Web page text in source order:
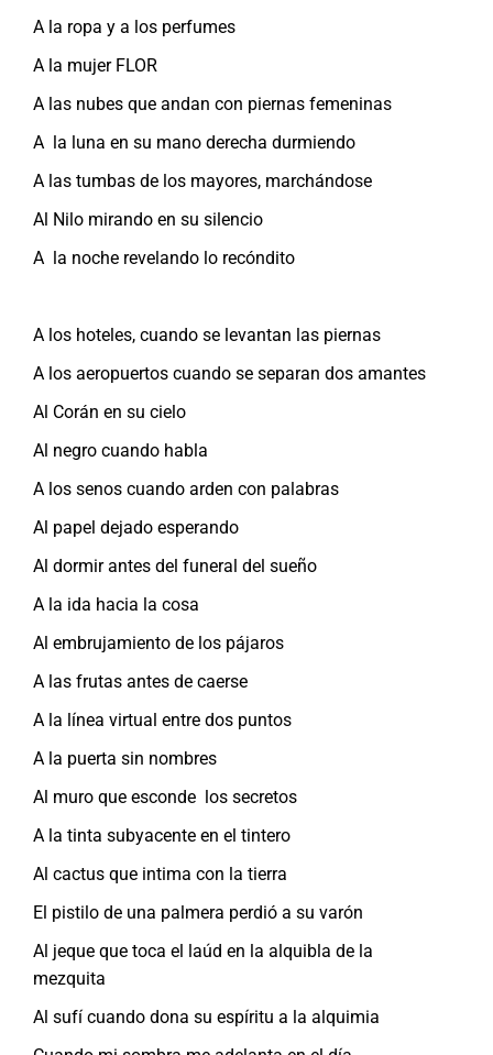
A la ropa y a los perfumes
A la mujer FLOR
A las nubes que andan con piernas femeninas
A la luna en su mano derecha durmiendo
A las tumbas de los mayores, marchándose
Al Nilo mirando en su silencio
A la noche revelando lo recóndito
A los hoteles, cuando se levantan las piernas
A los aeropuertos cuando se separan dos amantes
Al Corán en su cielo
Al negro cuando habla
A los senos cuando arden con palabras
Al papel dejado esperando
Al dormir antes del funeral del sueño
A la ida hacia la cosa
Al embrujamiento de los pájaros
A las frutas antes de caerse
A la línea virtual entre dos puntos
A la puerta sin nombres
Al muro que esconde los secretos
A la tinta subyacente en el tintero
Al cactus que intima con la tierra
El pistilo de una palmera perdió a su varón
Al jeque que toca el laúd en la alquibla de la
mezquita
Al sufí cuando dona su espíritu a la alquimia